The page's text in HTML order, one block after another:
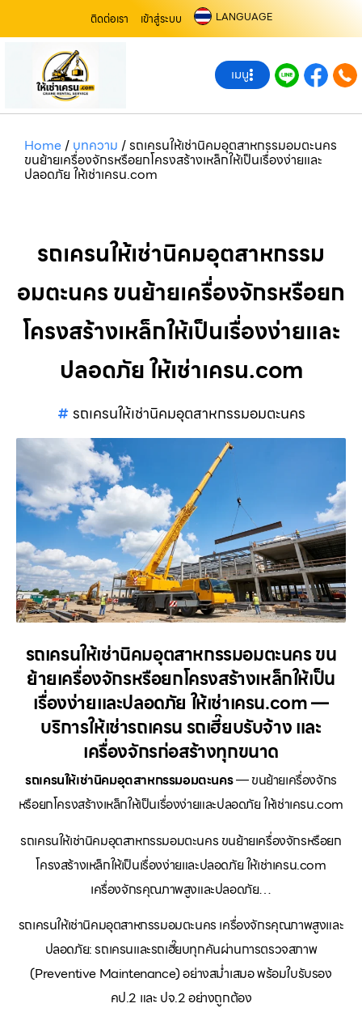
ติดต่อเรา เข้าสู่ระบบ LANGUAGE
เมนู
Home/ บทความ /รถเครนให้เช่านิคมอุตสาหกรรมอมตะนคร
ขนย้ายเครื่องจักรหรือยกโครงสร้างเหล็กให้เป็นเรื่องง่ายและ
ปลอดภัย ให้เช่าเครน.com
รถเครนให้เช่านิคมอุตสาหกรรม
อมตะนคร ขนย้ายเครื่องจักรหรือยก
โครงสร้างเหล็กให้เป็นเรื่องง่ายและ
ปลอดภัย ให้เช่าเครน.com
รถเครนให้เช่านิคมอุตสาหกรรมอมตะนคร
รถเครนให้เช่านิคมอุตสาหกรรมอมตะนคร ขน
ย้ายเครื่องจักรหรือยกโครงสร้างเหล็กให้เป็น
เรื่องง่ายและปลอดภัย ให้เช่าเครน.com —
บริการให้เช่ารถเครน รถเฮี๊ยบรับจ้าง และ
เครื่องจักรก่อสร้างทุกขนาด
รถเครนให้เช่านิคมอุตสาหกรรมอมตะนคร— ขนย้ายเครื่องจักร
หรือยกโครงสร้างเหล็กให้เป็นเรื่องง่ายและปลอดภัย ให้เช่าเครน.com
รถเครนให้เช่านิคมอุตสาหกรรมอมตะนคร ขนย้ายเครื่องจักรหรือยก
โครงสร้างเหล็กให้เป็นเรื่องง่ายและปลอดภัย ให้เช่าเครน.com
เครื่องจักรคุณภาพสูงและปลอดภัย…
รถเครนให้เช่านิคมอุตสาหกรรมอมตะนคร เครื่องจักรคุณภาพสูงและ
ปลอดภัย: รถเครนและรถเฮี๊ยบทุกคันผ่านการตรวจสภาพ
(Preventive Maintenance) อย่างสม่ำเสมอ พร้อมใบรับรอง
คป.2 และ ปจ.2 อย่างถูกต้อง